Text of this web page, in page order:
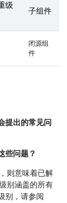
级
子组件
闭源组
件
提出的常见问
些问题？
则意味着已解
别涵盖的所有
别，请参阅